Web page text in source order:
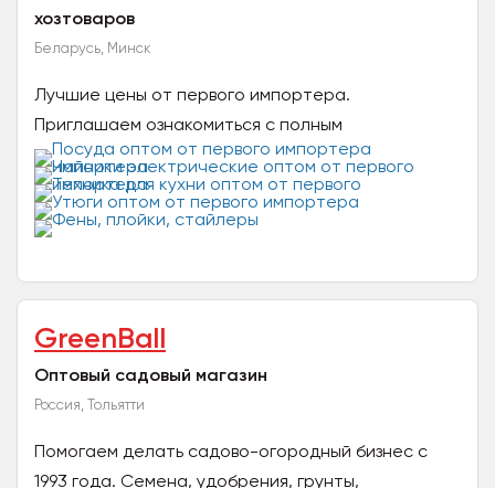
хозтоваров
Беларусь, Минск
Лучшие цены от первого импортера.
Приглашаем ознакомиться с полным
ассортиментом, актуальными ценами (без НДС)и
сделать заказ на наш сайтв...
GreenBall
Оптовый садовый магазин
Россия, Тольятти
Помогаем делать садово-огородный бизнес с
1993 года. Семена, удобрения, грунты,